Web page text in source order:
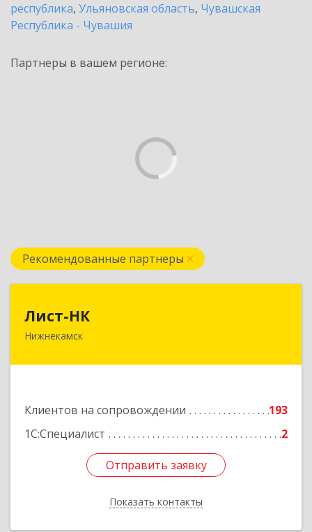
республика, Ульяновская область, Чувашская
Республика - Чувашия
Партнеры в вашем регионе:
Рекомендованные партнеры
Лист-НК
Нижнекамск
Клиентов на сопровождении
193
1С:Специалист
2
Отправить заявку
Показать контакты
423585, Татарстан Респ, Нижнекамский р-н,
Отправить заявку
Назад